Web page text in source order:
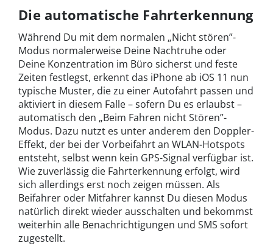
Die automatische Fahrterkennung
Während Du mit dem normalen „Nicht stören”-
Modus normalerweise Deine Nachtruhe oder
Deine Konzentration im Büro sicherst und feste
Zeiten festlegst, erkennt das iPhone ab iOS 11 nun
typische Muster, die zu einer Autofahrt passen und
aktiviert in diesem Falle – sofern Du es erlaubst –
automatisch den „Beim Fahren nicht Stören”-
Modus. Dazu nutzt es unter anderem den Doppler-
Effekt, der bei der Vorbeifahrt an WLAN-Hotspots
entsteht, selbst wenn kein GPS-Signal verfügbar ist.
Wie zuverlässig die Fahrterkennung erfolgt, wird
sich allerdings erst noch zeigen müssen. Als
Beifahrer oder Mitfahrer kannst Du diesen Modus
natürlich direkt wieder ausschalten und bekommst
weiterhin alle Benachrichtigungen und SMS sofort
zugestellt.